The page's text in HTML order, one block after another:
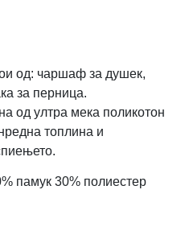
од: чаршаф за душек,
за перница.
од ултра мека поликотон
топлина и
памук 30% полиестер